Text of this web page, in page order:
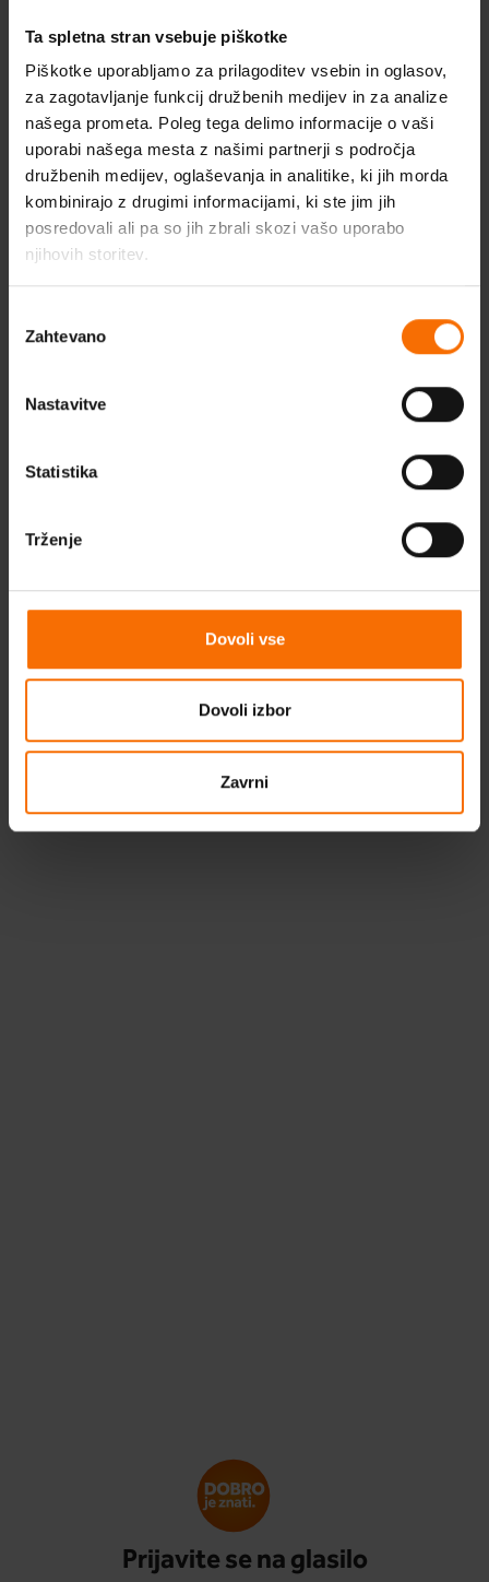
Ta spletna stran vsebuje piškotke
Piškotke uporabljamo za prilagoditev vsebin in oglasov,
za zagotavljanje funkcij družbenih medijev in za analize
našega prometa. Poleg tega delimo informacije o vaši
uporabi našega mesta z našimi partnerji s področja
družbenih medijev, oglaševanja in analitike, ki jih morda
kombinirajo z drugimi informacijami, ki ste jim jih
posredovali ali pa so jih zbrali skozi vašo uporabo
njihovih storitev.
soglasja
Zahtevano
Nastavitve
Statistika
Trženje
Dovoli vse
Dovoli izbor
Zavrni
nagovoriti da brinemo o tijelu?
Pročitajte
O podcastu
muče.
su zbog anonimnosti imena promijenjena, glasovi koje
čujete su stvarni, a njihove priče istinite i autentične.
savijete pronađete put prema boljem unutarnjem
osjećaju. Terapijski proces intiman je, složen i višeslojan.
pomoć, na straniciPsihološke pomoćipotražite
kontakte pružatelja pomoći.
Prijavite se na glasilo